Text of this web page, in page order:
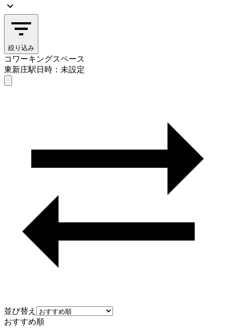
絞り込み
コワーキングスペース
東新庄駅日時：未設定
並び替え
おすすめ順